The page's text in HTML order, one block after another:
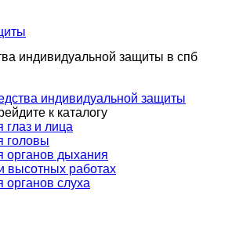
индивидуальной защиты
к каталогу
глаз и лица
головы
органов дыхания
высотных работах
органов слуха